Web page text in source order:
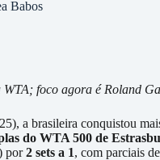
Babos
foco agora é Roland
a brasileira conquistou
do WTA 500 de
por2 sets a 1, com parciais de